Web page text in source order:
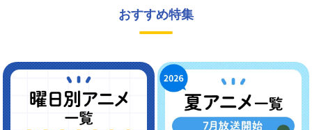
おすすめ特集